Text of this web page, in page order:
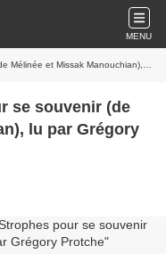
MENU
Manouchian), lu par Grégory Protche
se souvenir (de
lu par Grégory